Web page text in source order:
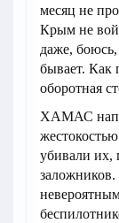
месяц не
Крым не
даже,
бывает. Как
оборотная
ХАМАС
убивали их,